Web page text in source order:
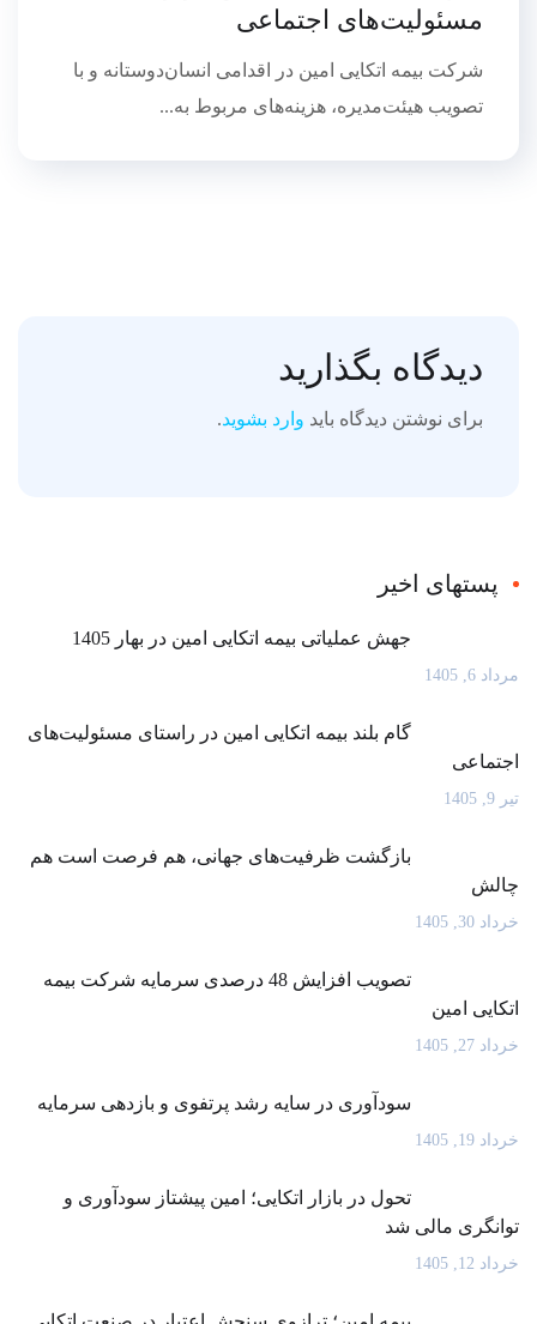
مسئولیت‌های اجتماعی
شرکت بیمه اتکایی امین در اقدامی انسان‌دوستانه و با
تصویب هیئت‌مدیره، هزینه‌های مربوط به...
دیدگاه بگذارید
برای نوشتن دیدگاه باید وارد بشوید.
پستهای اخیر
جهش عملیاتی بیمه اتکایی امین در بهار 1405
مرداد 6, 1405
گام بلند بیمه اتکایی امین در راستای مسئولیت‌های
اجتماعی
تیر 9, 1405
بازگشت ظرفیت‌های جهانی، هم فرصت است هم
چالش
خرداد 30, 1405
تصویب افزایش 48 درصدی سرمایه شرکت بیمه
اتکایی امین
خرداد 27, 1405
سودآوری در سایه رشد پرتفوی و بازدهی سرمایه
خرداد 19, 1405
تحول در بازار اتکایی؛ امین پیشتاز سودآوری و
توانگری مالی شد
خرداد 12, 1405